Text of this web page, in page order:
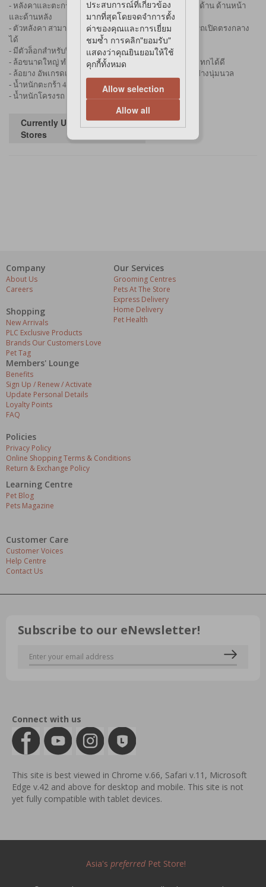
- หลังคาและตะกร้ามีช่องตาข่ายสามารถมองออกได้ทั้ง 2 ด้าน ด้านหน้า
และด้านหลัง
- ตัวหลังคา สามารถเปิดกว้างออกได้ทั้ง 2 ด้าน หรือสามารถเปิดตรงกลาง
ได้
- มีตัวล็อกสำหรับปิดหลังคาตะกร้าทั้ง 2 ด้าน (เป็นปุ่มกด)
- ล้อขนาดใหญ่ ทำให้ควบคุมทิศทาง และ รองรับแรงกระแทกได้ดี
- ล้อยาง อัพเกรดเป็น PU ให้ความทนทาน ไม่ลื่น เข็นได้อย่างนุ่มนวล
- น้ำหนักตะกร้า 4.6 kg.
- น้ำหนักโครงรถ (ไม่รวมตะกร้า) 6.7 kg.
Currently Unavailable in
Stores
Company
About Us
Careers
Shopping
New Arrivals
PLC Exclusive Products
Brands Our Customers Love
Pet Tag
Our Services
Grooming Centres
Pets At The Store
Express Delivery
Home Delivery
Pet Health
Members' Lounge
Benefits
Sign Up / Renew / Activate
Update Personal Details
Loyalty Points
FAQ
Policies
Privacy Policy
Online Shopping Terms & Conditions
Return & Exchange Policy
Learning Centre
Pet Blog
Pets Magazine
Customer Care
Customer Voices
Help Centre
Contact Us
Subscribe to our eNewsletter!
Connect with us
This site is best viewed in Chrome v.66, Safari v.11, Microsoft
Edge v.42 and above for desktop and mobile. This site is not
yet fully compatible with tablet devices.
Asia's preferredPet Store!
ประสบการณ์ที่เกี่ยวข้อง
มากที่สุดโดยจดจำการตั้ง
ค่าของคุณและการเยี่ยม
ชมซ้ำ การคลิก"ยอมรับ"
แสดงว่าคุณยินยอมให้ใช้
คุกกี้ทั้งหมด
Allow selection
Allow all